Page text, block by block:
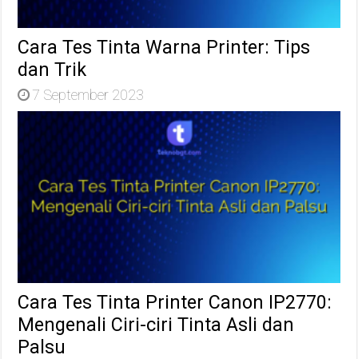
Cara Tes Tinta Warna Printer: Tips
dan Trik
7 September 2023
Cara Tes Tinta Printer Canon IP2770:
Mengenali Ciri-ciri Tinta Asli dan
Palsu